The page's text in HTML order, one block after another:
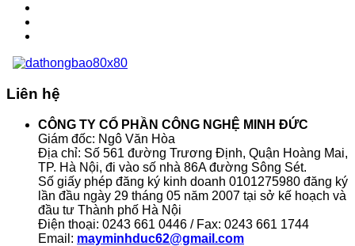
Liên hệ
CÔNG TY CỔ PHẦN CÔNG NGHỆ MINH ĐỨC
Giám đốc: Ngô Văn Hòa
Địa chỉ: Số 561 đường Trương Định, Quận Hoàng Mai,
TP. Hà Nội, đi vào số nhà 86A đường Sông Sét.
Số giấy phép đăng ký kinh doanh 0101275980 đăng ký
lần đầu ngày 29 tháng 05 năm 2007 tại sở kế hoạch và
đầu tư Thành phố Hà Nội
Điện thoại: 0243 661 0446 / Fax: 0243 661 1744
Email: mayminhduc62@gmail.com